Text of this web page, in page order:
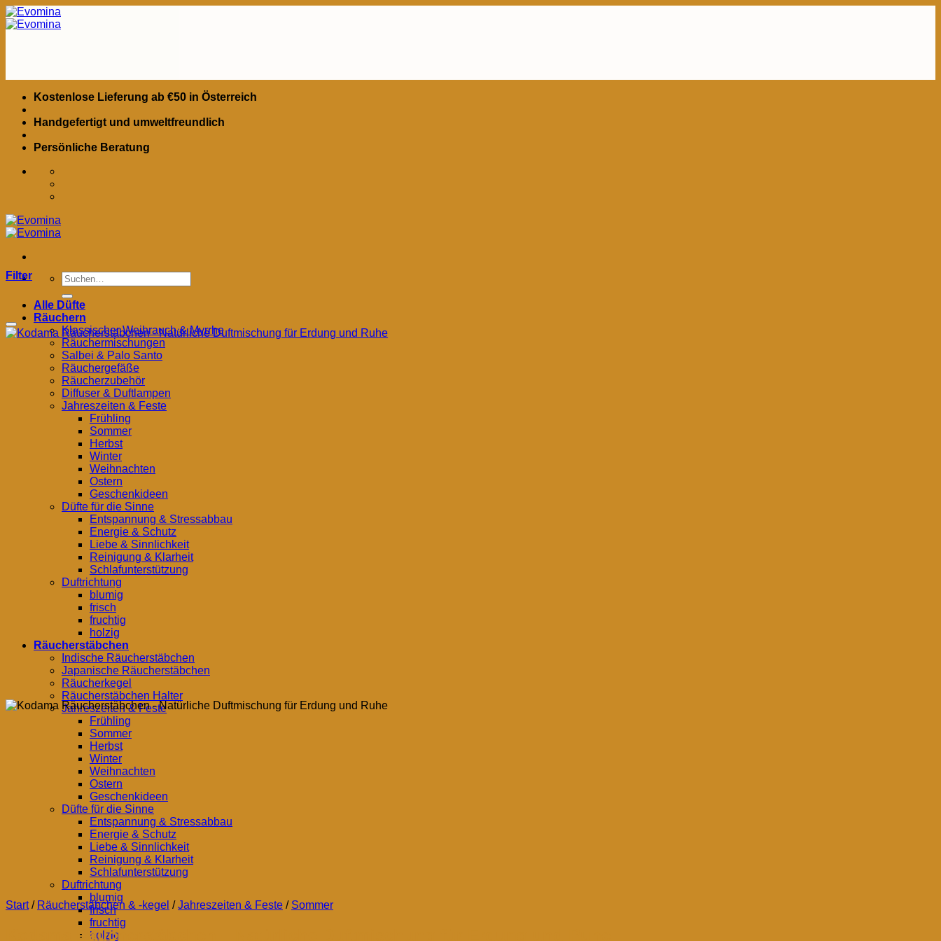
Zum
Inhalt
Kostenlose Lieferung ab €50 in Österreich
Handgefertigt und umweltfreundlich
Persönliche Beratung
Suchen
nach:
Alle Düfte
Räuchern
Klassischer Weihrauch & Myrrhe
Räuchermischungen
Salbei & Palo Santo
Räuchergefäße
Räucherzubehör
Diffuser & Duftlampen
Jahreszeiten & Feste
Frühling
Sommer
Herbst
Winter
Weihnachten
Ostern
Geschenkideen
Düfte für die Sinne
Entspannung & Stressabbau
Energie & Schutz
Liebe & Sinnlichkeit
Reinigung & Klarheit
Schlafunterstützung
Duftrichtung
blumig
frisch
fruchtig
holzig
Räucherstäbchen
Indische Räucherstäbchen
Japanische Räucherstäbchen
Räucherkegel
Räucherstäbchen Halter
Jahreszeiten & Feste
Frühling
Sommer
Herbst
Winter
Weihnachten
Ostern
Geschenkideen
Düfte für die Sinne
Entspannung & Stressabbau
Energie & Schutz
Liebe & Sinnlichkeit
Reinigung & Klarheit
Schlafunterstützung
Duftrichtung
blumig
frisch
fruchtig
holzig
Filter
Start / Räucherstäbchen & -kegel / Jahreszeiten & Feste / Sommer
Kodama Räucherstäbchen – Natürliche Duftmischung für Erdung und Ruhe